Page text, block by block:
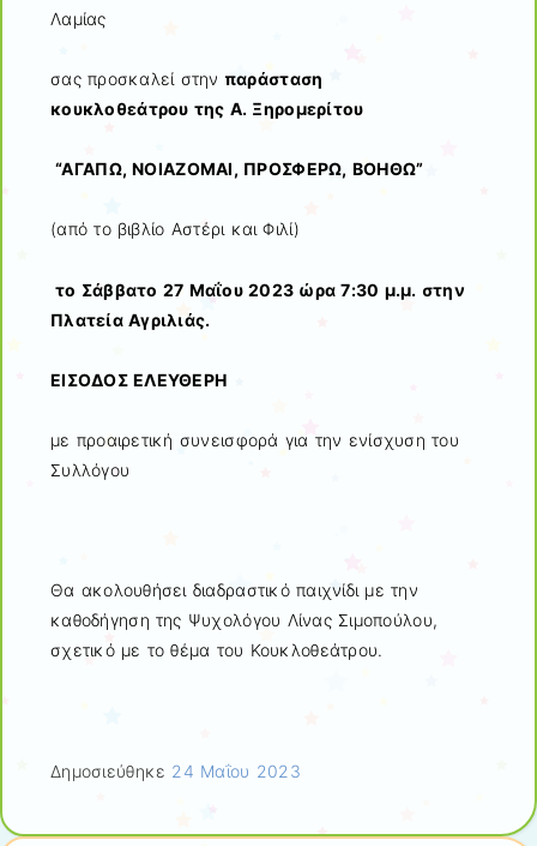
Λαμίας
σας προσκαλεί στην παράσταση
κουκλοθεάτρου της Α. Ξηρομερίτου
“ΑΓΑΠΩ, ΝΟΙΑΖΟΜΑΙ, ΠΡΟΣΦΕΡΩ, ΒΟΗΘΩ”
(από το βιβλίο Αστέρι και Φιλί)
το Σάββατο 27 Μαΐου 2023 ώρα 7:30 μ.μ. στην
Πλατεία Αγριλιάς.
ΕΙΣΟΔΟΣ ΕΛΕΥΘΕΡΗ
με προαιρετική συνεισφορά για την ενίσχυση του
Συλλόγου
Θα ακολουθήσει διαδραστικό παιχνίδι με την
καθοδήγηση της Ψυχολόγου Λίνας Σιμοπούλου,
σχετικό με το θέμα του Κουκλοθεάτρου.
Δημοσιεύθηκε 24 Μαΐου 2023